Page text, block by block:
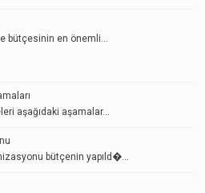
bütçesinin en önemli...
aşağıdaki aşamalar...
bütçenin yapıld�...